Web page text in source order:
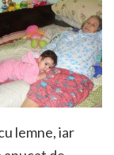
lemne, iar